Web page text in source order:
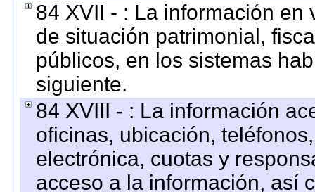
84 XVII - : La información
de situación patrimonial,
públicos, en los sistemas
siguiente.
84 XVIII - : La información
oficinas, ubicación,
electrónica, cuotas y
acceso a la información, así